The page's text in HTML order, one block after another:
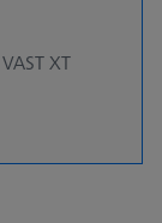
XT